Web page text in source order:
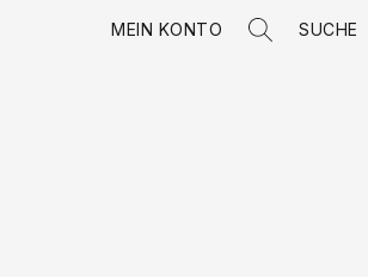
MEIN KONTO SUCHE